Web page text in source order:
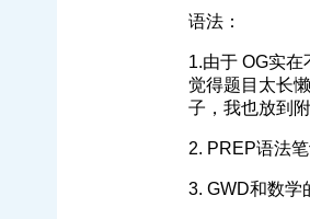
语法：
1.由于 OG实
觉得题目太长
子，我也放到
2. PREP语法
3. GWD和数学